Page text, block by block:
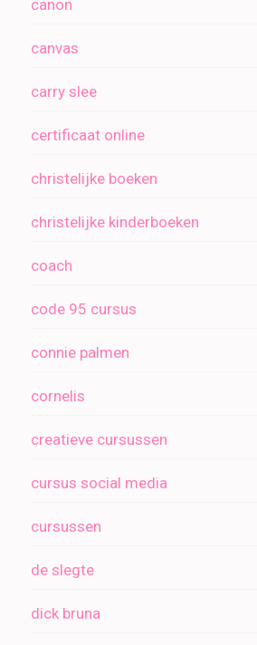
canon
canvas
carry slee
certificaat online
christelijke boeken
christelijke kinderboeken
coach
code 95 cursus
connie palmen
cornelis
creatieve cursussen
cursus social media
cursussen
de slegte
dick bruna